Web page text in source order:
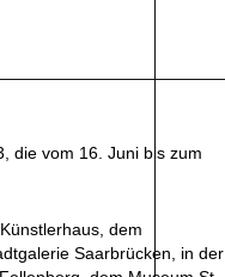
die vom 16. Juni bis zum
dem
Saarbrücken, in der